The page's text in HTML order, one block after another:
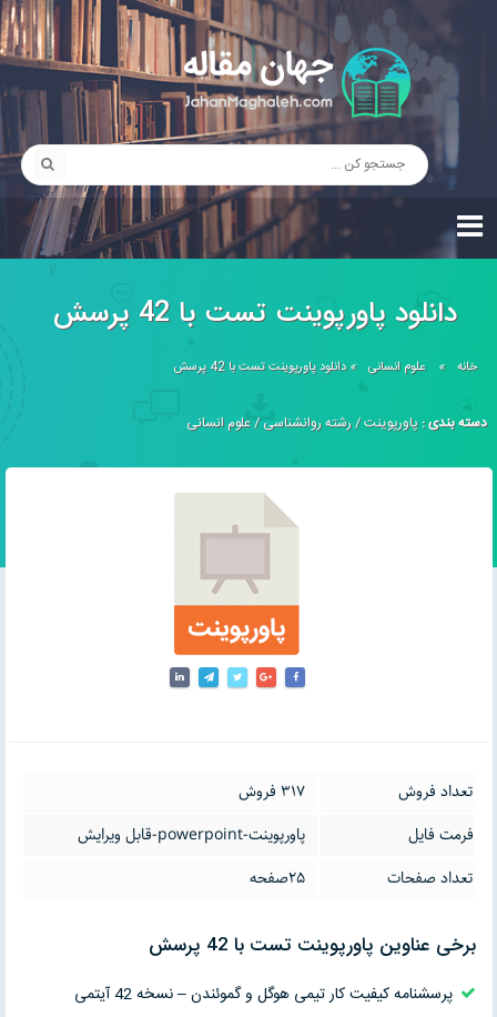
دانلود پاورپوینت تست با 42 پرسش
خانه » علوم انسانی »دانلود پاورپوینت تست با 42 پرسش
دسته بندی : پاورپوینت/رشته روانشناسی/علوم انسانی
تعداد فروش
317 فروش
فرمت فایل
پاورپوینت-powerpoint-قابل ویرایش
تعداد صفحات
25صفحه
برخی عناوین پاورپوینت تست با 42 پرسش
پرسشنامه کیفیت کار تیمی هوگل و گموئندن – نسخه 42 آیتمی